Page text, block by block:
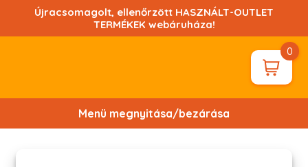
tartalomhoz!
Újracsomagolt, ellenőrzött HASZNÁLT-OUTLET
TERMÉKEK webáruháza!
0
Menü megnyitása/bezárása